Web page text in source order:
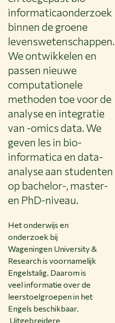
informaticaonderzoek
binnen de groene
levenswetenschappen.
We ontwikkelen en
passen nieuwe
computationele
methoden toe voor de
analyse en integratie
van -omics data. We
geven les in bio-
informatica en data-
analyse aan studenten
op bachelor-, master-
en PhD-niveau.
Het onderwijs en
onderzoek bij
Wageningen University &
Research is voornamelijk
Engelstalig. Daarom is
veel informatie over de
leerstoelgroepen in het
Engels beschikbaar.
Uitgebreidere